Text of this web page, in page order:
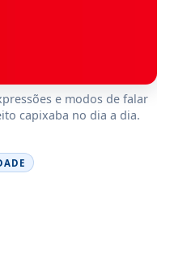
e modos de falar
capixaba no dia a dia.